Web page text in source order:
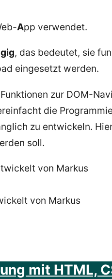
App verwendet.
, das bedeutet, sie
eingesetzt werden.
zur DOM-
die
zu entwickeln.
soll.
von Markus
mit HTML,